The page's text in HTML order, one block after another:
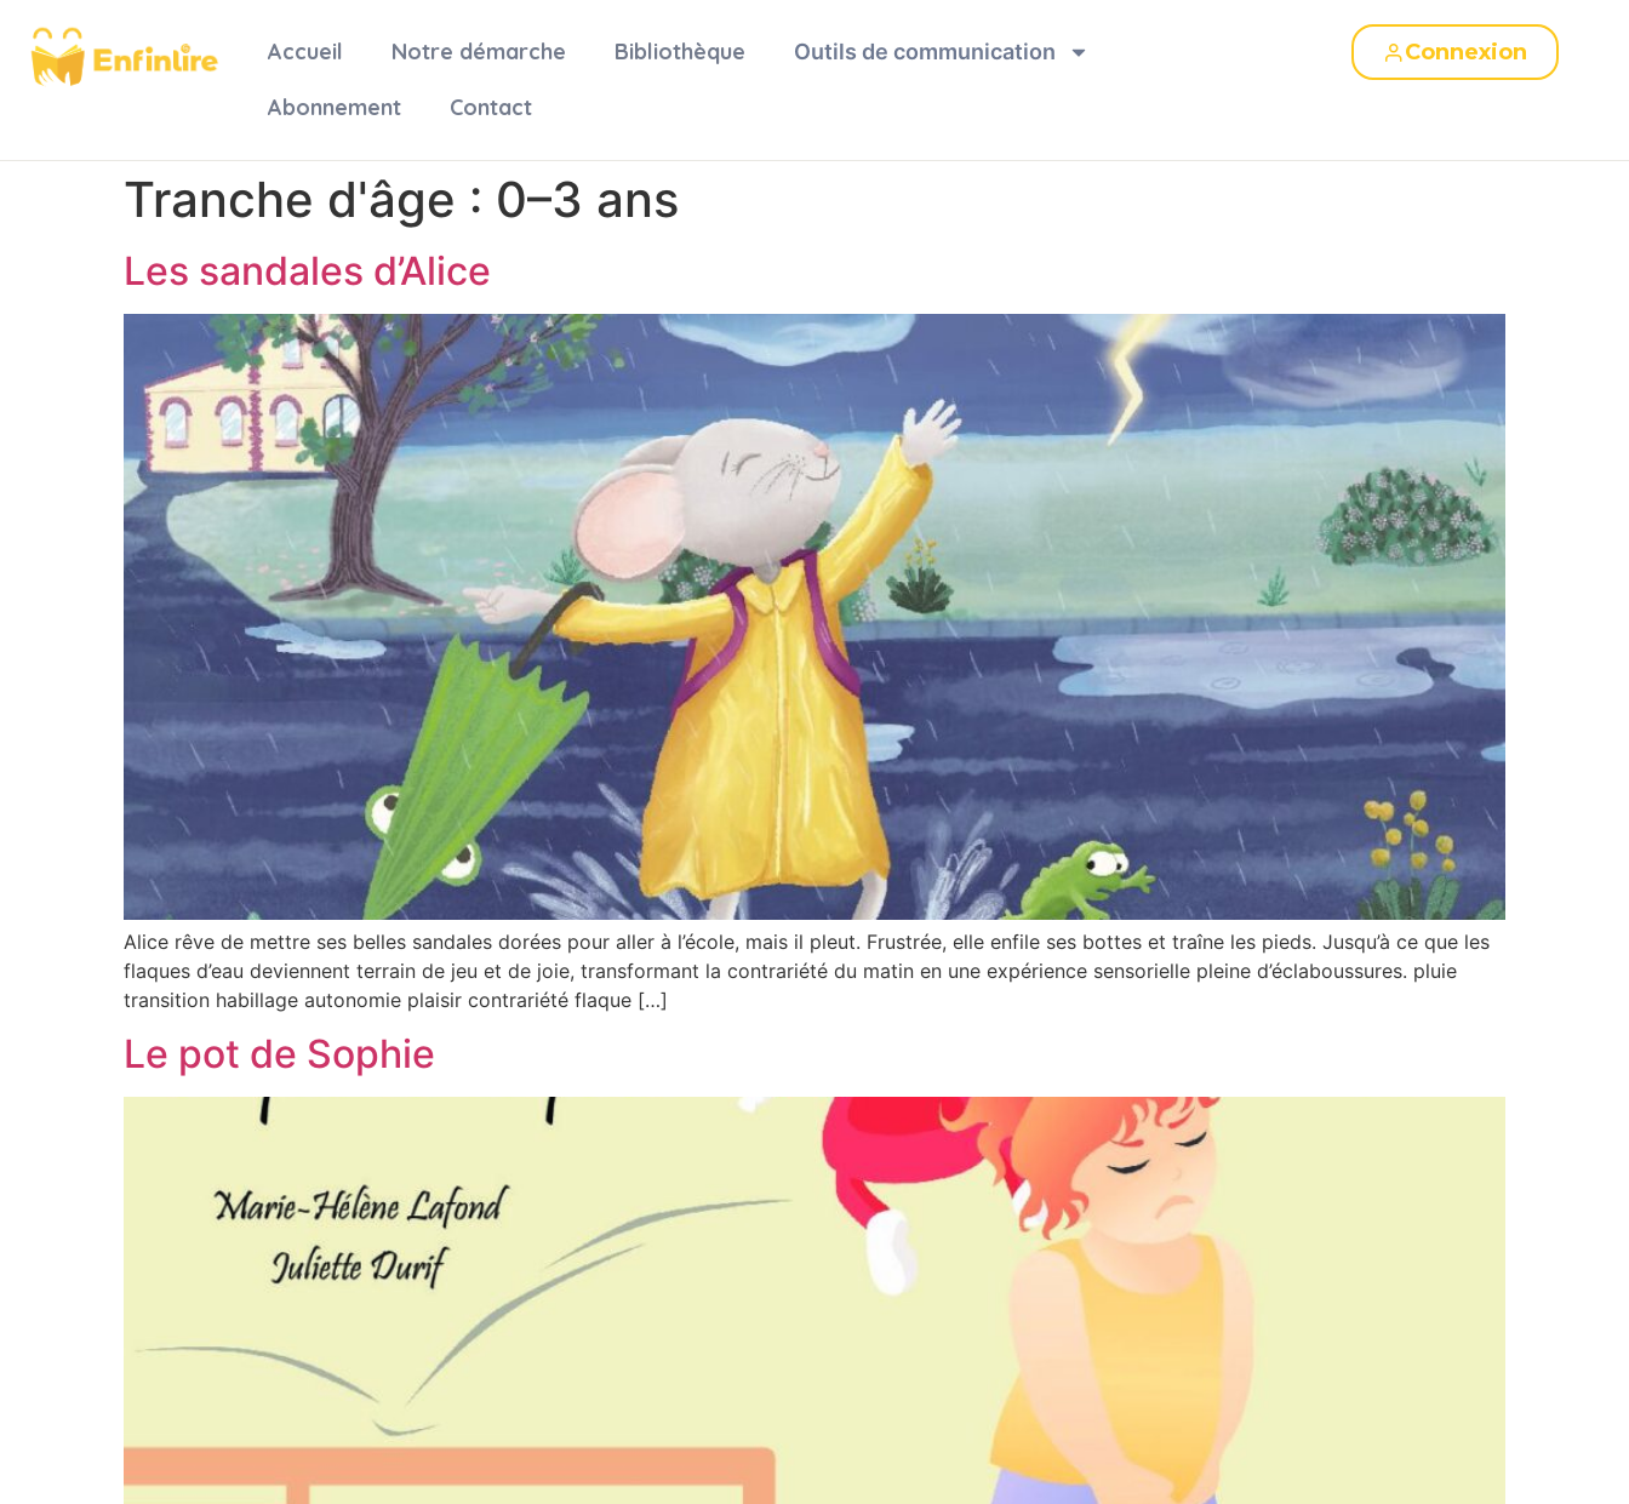
Accueil Notre démarche Bibliothèque Outils de communication
Abonnement Contact
Connexion
Tranche d'âge : 0–3 ans
Les sandales d’Alice
Alice rêve de mettre ses belles sandales dorées pour aller à l’école, mais il pleut. Frustrée, elle enfile ses bottes et traîne les pieds. Jusqu’à ce que les
flaques d’eau deviennent terrain de jeu et de joie, transformant la contrariété du matin en une expérience sensorielle pleine d’éclaboussures. pluie
transition habillage autonomie plaisir contrariété flaque […]
Le pot de Sophie